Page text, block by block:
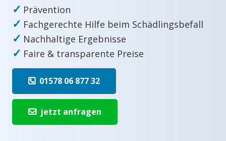
✓ Prävention
✓ Fachgerechte Hilfe beim Schädlingsbefall
✓ Nachhaltige Ergebnisse
✓ Faire & transparente Preise
01578 06 877 32
jetzt anfragen